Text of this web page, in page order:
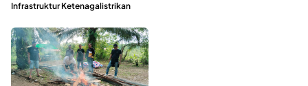
Infrastruktur Ketenagalistrikan